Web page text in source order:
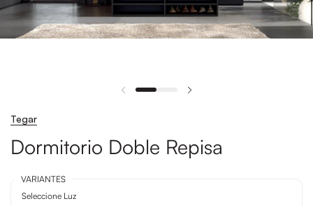
Tegar
Dormitorio Doble Repisa
VARIANTES
Seleccione Luz